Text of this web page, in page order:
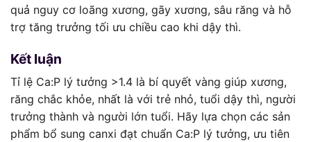
quả nguy cơ loãng xương, gãy xương, sâu răng và hỗ
trợ tăng trưởng tối ưu chiều cao khi dậy thì.
Kết luận
Tỉ lệ Ca:P lý tưởng >1.4 là bí quyết vàng giúp xương,
răng chắc khỏe, nhất là với trẻ nhỏ, tuổi dậy thì, người
trưởng thành và người lớn tuổi. Hãy lựa chọn các sản
phẩm bổ sung canxi đạt chuẩn Ca:P lý tưởng, ưu tiên